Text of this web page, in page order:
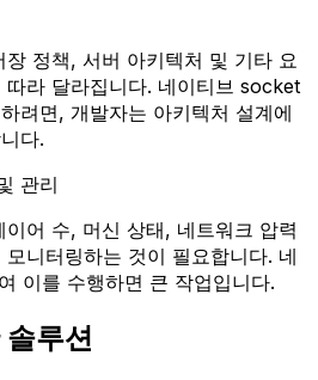
정책, 서버 아키텍처 및 기타 요
라 달라집니다. 네이티브 socket
려면, 개발자는 아키텍처 설계에
다.
관리
어 수, 머신 상태, 네트워크 압력
니터링하는 것이 필요합니다. 네
이를 수행하면 큰 작업입니다.
루션